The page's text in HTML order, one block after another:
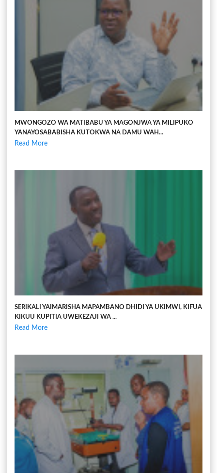
MWONGOZO WA MATIBABU YA MAGONJWA YA MILIPUKO
YANAYOSABABISHA KUTOKWA NA DAMU WAH...
Read More
SERIKALI YAIMARISHA MAPAMBANO DHIDI YA UKIMWI, KIFUA
KIKUU KUPITIA UWEKEZAJI WA ...
Read More